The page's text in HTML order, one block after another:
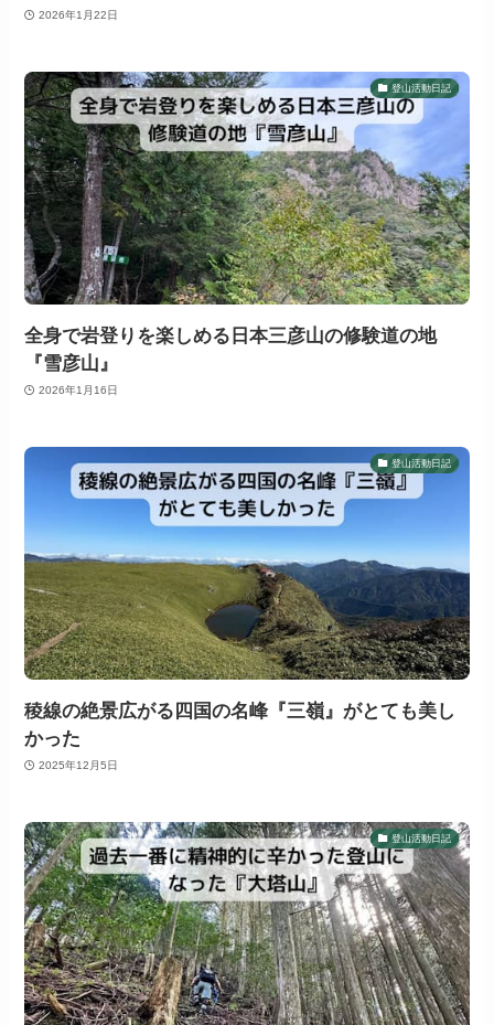
2026年1月22日
登山活動日記
全身で岩登りを楽しめる日本三彦山の修験道の地
『雪彦山』
2026年1月16日
登山活動日記
稜線の絶景広がる四国の名峰『三嶺』がとても美し
かった
2025年12月5日
登山活動日記